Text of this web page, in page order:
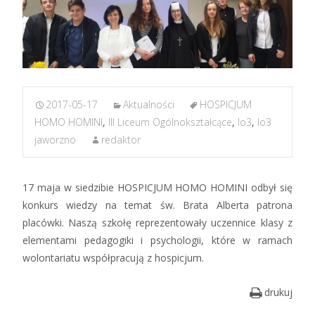
2017-05-17 Aktualności
HOSPICJUM
HOMO HOMINI, III Liceum Ogólnokształcące, lo3, lo3
jaworzno
redaktor
17 maja w siedzibie HOSPICJUM HOMO HOMINI odbył się
konkurs wiedzy na temat św. Brata Alberta patrona
placówki. Naszą szkołę reprezentowały uczennice klasy z
elementami pedagogiki i psychologii, które w ramach
wolontariatu współpracują z hospicjum.
drukuj